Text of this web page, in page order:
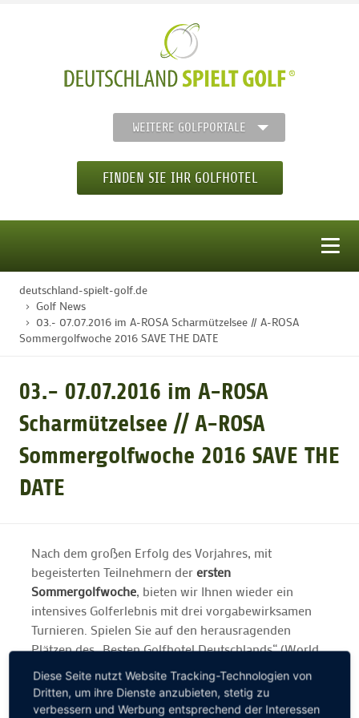
WEITERE GOLFPORTALE
FINDEN SIE IHR GOLFHOTEL
STARTSEITE
GOLFHOTELS
GOLFARRANGEMENTS
GOLF CARD
MALLORCA GOLFWOCHE
GOLF NEWS
deutschland-spielt-golf.de
Golf News
03.- 07.07.2016 im A-ROSA Scharmützelsee // A-ROSA
Sommergolfwoche 2016 SAVE THE DATE
03.- 07.07.2016 im A-ROSA
Scharmützelsee // A-ROSA
Sommergolfwoche 2016 SAVE THE
DATE
Nach dem großen Erfolg des Vorjahres, mit
begeisterten Teilnehmern derersten
Sommergolfwoche, bieten wir Ihnen wieder ein
intensives Golferlebnis mit drei vorgabewirksamen
Turnieren. Spielen Sie auf den herausragenden
Plätzen des „Besten Golfhotel Deutschlands“ (World
Travel Awards 2014) und verbringen Sie
unterhaltsame Stunden beim täglichen
Rahmenprogramm inkl. abschließendem Sommerfest
Diese Seite nutzt Website Tracking-Technologien von
Dritten, um ihre Dienste anzubieten, stetig zu
verbessern und Werbung entsprechend der Interessen